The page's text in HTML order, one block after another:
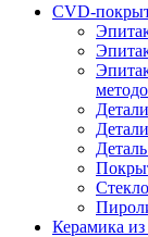
CVD-
Керамика